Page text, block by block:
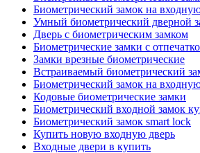
Биометрический замок на
Умный биометрический дверной
Дверь с биометрическим замком
Биометрические замки с
Замки врезные биометрические
Встраиваемый биометрический
Биометрический замок на
Кодовые биометрические замки
Биометрический входной замок
Биометрический замок smart lock
Купить новую входную дверь
Входные двери в купить